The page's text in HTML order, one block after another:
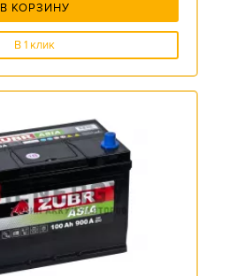
В КОРЗИНУ
В 1 клик